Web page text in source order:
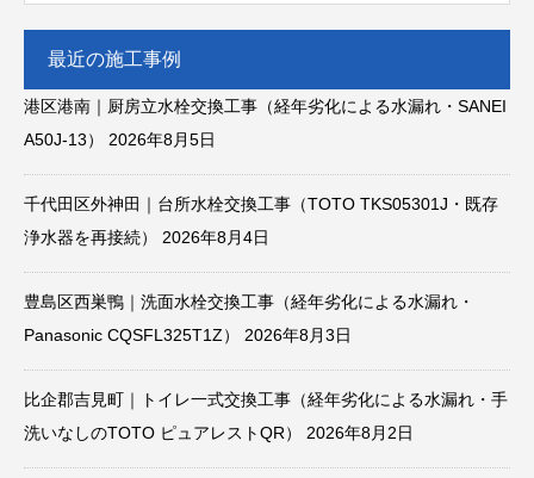
最近の施工事例
港区港南｜厨房立水栓交換工事（経年劣化による水漏れ・SANEI
A50J-13）
2026年8月5日
千代田区外神田｜台所水栓交換工事（TOTO TKS05301J・既存
浄水器を再接続）
2026年8月4日
豊島区西巣鴨｜洗面水栓交換工事（経年劣化による水漏れ・
Panasonic CQSFL325T1Z）
2026年8月3日
比企郡吉見町｜トイレ一式交換工事（経年劣化による水漏れ・手
洗いなしのTOTO ピュアレストQR）
2026年8月2日